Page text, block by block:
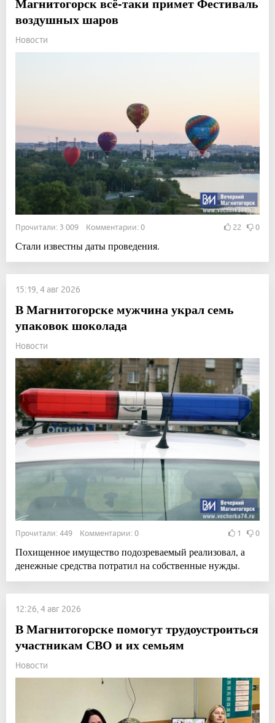
воздушных шаров
Новости
Прочитали: 3 009 Комментарии: 0 22 0
Стали известны даты проведения.
15:19, 4 авг 2026
В Магнитогорске мужчина украл семь
упаковок шоколада
Новости
Прочитали: 449 Комментарии: 0 1 0
Похищенное имущество подозреваемый реализовал, а
денежные средства потратил на собственные нужды.
12:26, 4 авг 2026
В Магнитогорске помогут трудоустроиться
участникам СВО и их семьям
Новости